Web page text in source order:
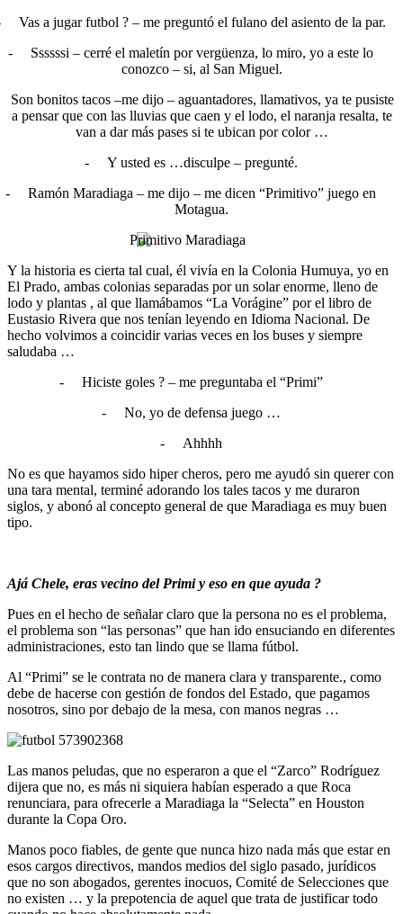
Vas a jugar futbol ? – me preguntó el fulano del asiento de la par.
-
Ssssssi – cerré el maletín por vergüenza, lo miro, yo a este lo
conozco – si, al San Miguel.
Son bonitos tacos –me dijo – aguantadores, llamativos, ya te pusiste
a pensar que con las lluvias que caen y el lodo, el naranja resalta, te
van a dar más pases si te ubican por color …
-
Y usted es …disculpe – pregunté.
-
Ramón Maradiaga – me dijo – me dicen “Primitivo” juego en
Motagua.
Y la historia es cierta tal cual, él vivía en la Colonia Humuya, yo en
El Prado, ambas colonias separadas por un solar enorme, lleno de
lodo y plantas , al que llamábamos “La Vorágine” por el libro de
Eustasio Rivera que nos tenían leyendo en Idioma Nacional. De
hecho volvimos a coincidir varias veces en los buses y siempre
saludaba …
-
Hiciste goles ? – me preguntaba el “Primi”
-
No, yo de defensa juego …
-
Ahhhh
No es que hayamos sido hiper cheros, pero me ayudó sin querer con
una tara mental, terminé adorando los tales tacos y me duraron
siglos, y abonó al concepto general de que Maradiaga es muy buen
tipo.
Ajá Chele, eras vecino del Primi y eso en que ayuda ?
Pues en el hecho de señalar claro que la persona no es el problema,
el problema son “las personas” que han ido ensuciando en diferentes
administraciones, esto tan lindo que se llama fútbol.
Al “Primi” se le contrata no de manera clara y transparente., como
debe de hacerse con gestión de fondos del Estado, que pagamos
nosotros, sino por debajo de la mesa, con manos negras …
Las manos peludas, que no esperaron a que el “Zarco” Rodríguez
dijera que no, es más ni siquiera habían esperado a que Roca
renunciara, para ofrecerle a Maradiaga la “Selecta” en Houston
durante la Copa Oro.
Manos poco fiables, de gente que nunca hizo nada más que estar en
esos cargos directivos, mandos medios del siglo pasado, jurídicos
que no son abogados, gerentes inocuos, Comité de Selecciones que
no existen … y la prepotencia de aquel que trata de justificar todo